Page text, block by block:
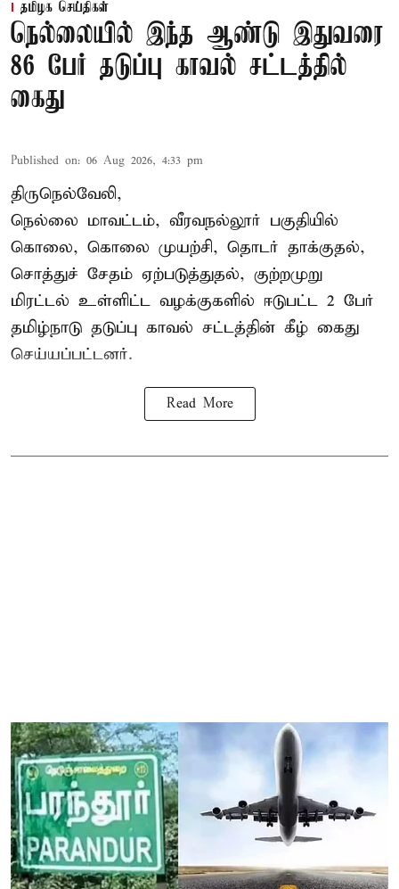
தமிழக செய்திகள்
நெல்லையில் இந்த ஆண்டு இதுவரை
86 பேர் தடுப்பு காவல் சட்டத்தில்
கைது
Published on: 06 Aug 2026, 4:33 pm
திருநெல்வேலி,
நெல்லை மாவட்டம், வீரவநல்லூர் பகுதியில்
கொலை, கொலை முயற்சி, தொடர் தாக்குதல்,
சொத்துச் சேதம் ஏற்படுத்துதல், குற்றமுறு
மிரட்டல் உள்ளிட்ட வழக்குகளில் ஈடுபட்ட 2 பேர்
தமிழ்நாடு தடுப்பு காவல் சட்டத்தின் கீழ் கைது
செய்யப்பட்டனர்.
Read More